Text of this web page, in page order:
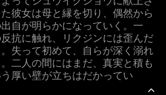
彼女は母と縁を切り、偶然から
自が明らかになっていく。一
抗に触れ、リクジンには歪んだ
失って初めて、自らが深く溺れ
二人の間にはまだ、真実と積も
厚い壁が立ちはだかってい